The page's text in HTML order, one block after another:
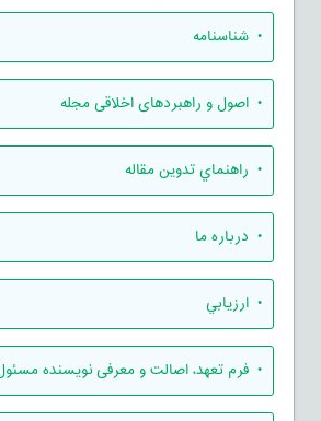
• شناسنامه
• اصول و راهبردهای اخلاقی مجله
• راهنماي تدوين مقاله
• درباره ما
• ارزيابي
• فرم تعهد، اصالت و معرفی نویسنده مسئول